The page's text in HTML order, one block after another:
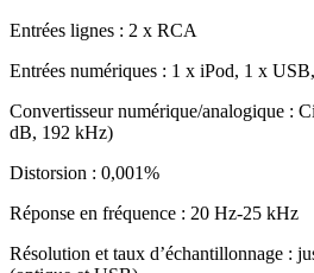
Entrées lignes : 2 x RCA
Entrées numériques : 1 x iPod, 1 x
Convertisseur numérique/analogique :
dB, 192 kHz)
Distorsion : 0,001%
Réponse en fréquence : 20 Hz-25 kHz
Résolution et taux d’échantillonnage :